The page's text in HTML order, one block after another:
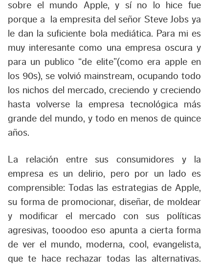
sobre el mundo Apple, y sí no lo hice fue
porque a la empresita del señor Steve Jobs ya
le dan la suficiente bola mediática. Para mi es
muy interesante como una empresa oscura y
para un publico “de elite”(como era apple en
los 90s), se volvió mainstream, ocupando todo
los nichos del mercado, creciendo y creciendo
hasta volverse la empresa tecnológica más
grande del mundo, y todo en menos de quince
años.
La relación entre sus consumidores y la
empresa es un delirio, pero por un lado es
comprensible: Todas las estrategias de Apple,
su forma de promocionar, diseñar, de moldear
y modificar el mercado con sus políticas
agresivas, tooodoo eso apunta a cierta forma
de ver el mundo, moderna, cool, evangelista,
que te hace rechazar todas las alternativas.